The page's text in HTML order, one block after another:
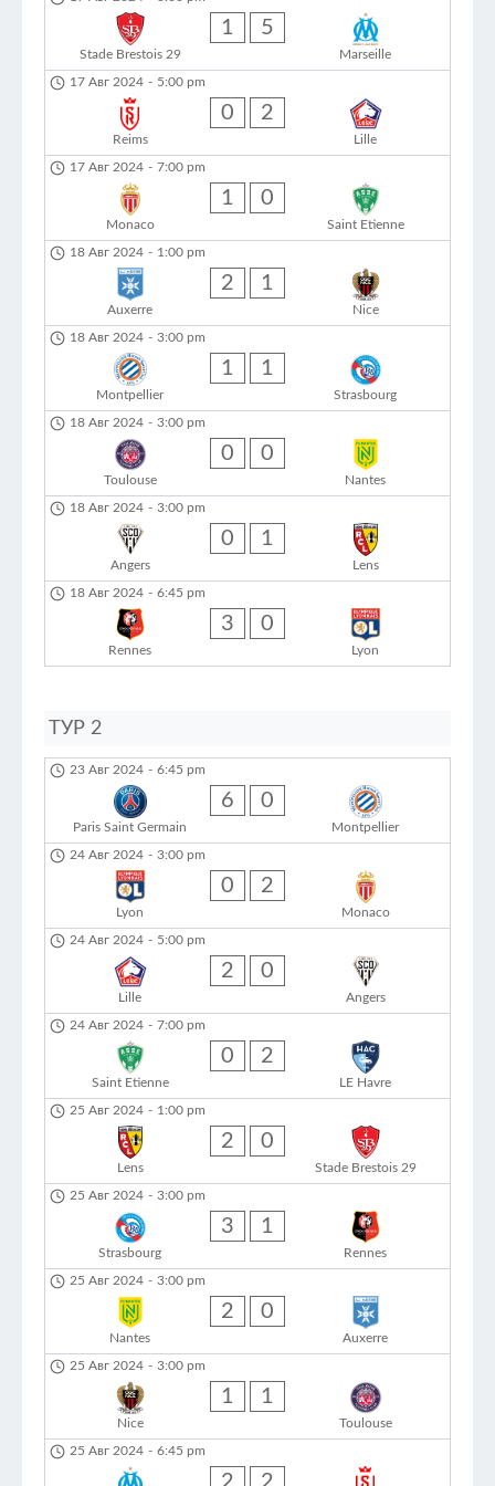
Stade Brestois 29
1 5
Marseille
17 Авг 2024 - 5:00 pm
Reims
0 2
Lille
17 Авг 2024 - 7:00 pm
Monaco
1 0
Saint Etienne
18 Авг 2024 - 1:00 pm
Auxerre
2 1
Nice
18 Авг 2024 - 3:00 pm
Montpellier
1 1
Strasbourg
18 Авг 2024 - 3:00 pm
Toulouse
0 0
Nantes
18 Авг 2024 - 3:00 pm
Angers
0 1
Lens
18 Авг 2024 - 6:45 pm
Rennes
3 0
Lyon
ТУР 2
23 Авг 2024 - 6:45 pm
Paris Saint Germain
6 0
Montpellier
24 Авг 2024 - 3:00 pm
Lyon
0 2
Monaco
24 Авг 2024 - 5:00 pm
Lille
2 0
Angers
24 Авг 2024 - 7:00 pm
Saint Etienne
0 2
LE Havre
25 Авг 2024 - 1:00 pm
Lens
2 0
Stade Brestois 29
25 Авг 2024 - 3:00 pm
Strasbourg
3 1
Rennes
25 Авг 2024 - 3:00 pm
Nantes
2 0
Auxerre
25 Авг 2024 - 3:00 pm
Nice
1 1
Toulouse
25 Авг 2024 - 6:45 pm
2 2